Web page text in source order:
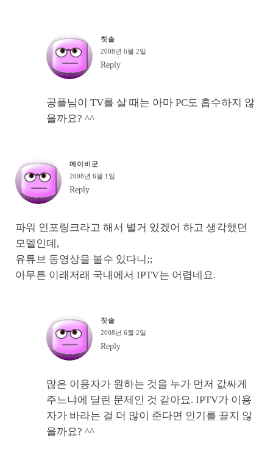
칫솔
2008년 6월 2일
Reply
공플님이 TV를 살 때는 아마 PC도 흡수하지 않
을까요? ^^
메이비군
2008년 6월 1일
Reply
파워 인포링크라고 해서 별거 있겠어 하고 생각했던
모델인데,
유튜브 동영상을 볼수 있다니;;
아무튼 이래저래 국내에서 IPTV는 어렵네요.
칫솔
2008년 6월 2일
Reply
많은 이용자가 원하는 것을 누가 먼저 값싸게
주느냐에 달린 문제인 것 같아요. IPTV가 이용
자가 바라는 걸 더 많이 준다면 인기를 끌지 않
을까요? ^^